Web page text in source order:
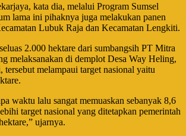
kata dia, melalui Program Sumsel
lama ini pihaknya juga melakukan panen
Lubuk Raja dan Kecamatan Lengkiti.
2.000 hektare dari sumbangsih PT Mitra
melaksanakan di demplot Desa Way Heling,
melampaui target nasional yaitu
waktu lalu sangat memuaskan sebanyak 8,6
target nasional yang ditetapkan pemerintah
ujarnya.